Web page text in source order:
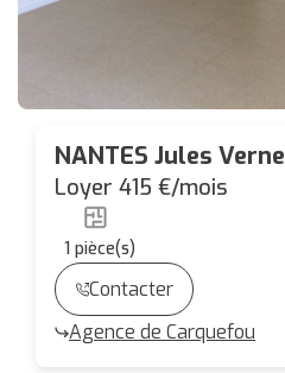
NANTES Jules Verne
Loyer 415 €/mois
1 pièce(s)
Contacter
Agence de Carquefou